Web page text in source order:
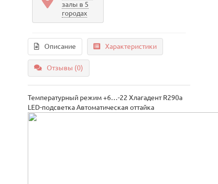
залы в 5
городах
Описание Характеристики
Отзывы (0)
Температурный режим +6…-22 Хлагадент R290a
LED-подсветка Автоматическая оттайка